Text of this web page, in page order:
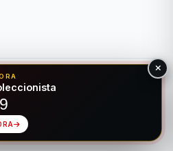
los derechos reservados. Solo
favor, apuesta de forma
EN/ES